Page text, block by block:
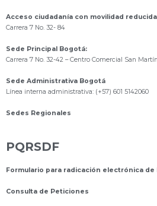
Acceso ciudadanía con movilidad reducida
Carrera 7 No. 32- 84
Sede Principal Bogotá:
Carrera 7 No. 32-42 – Centro Comercial San Martín
Sede Administrativa Bogotá
Línea interna administrativa: (+57) 601 5142060
Sedes Regionales
PQRSDF
Formulario para radicación electrónica de
Consulta de Peticiones